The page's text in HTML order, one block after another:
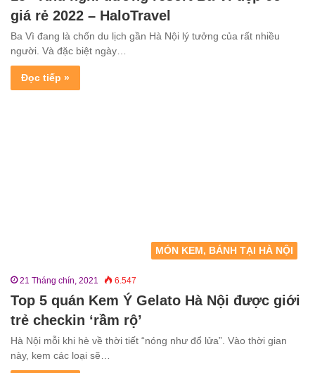
giá rẻ 2022 – HaloTravel
Ba Vì đang là chốn du lịch gần Hà Nội lý tưởng của rất nhiều
người. Và đặc biệt ngày…
Đọc tiếp »
MÓN KEM, BÁNH TẠI HÀ NỘI
21 Tháng chín, 2021 6.547
Top 5 quán Kem Ý Gelato Hà Nội được giới
trẻ checkin ‘rầm rộ’
Hà Nội mỗi khi hè về thời tiết “nóng như đổ lửa”. Vào thời gian
này, kem các loại sẽ…